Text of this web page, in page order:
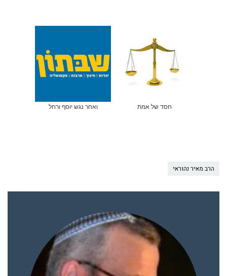
חסד של אמת ואחר נגש יוסף ורחל
הרב מאיר נהוראי